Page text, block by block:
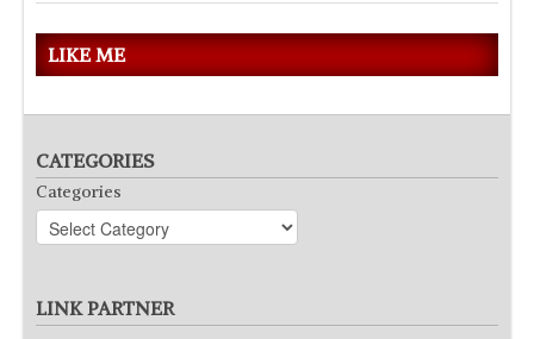
LIKE ME
CATEGORIES
Categories
LINK PARTNER